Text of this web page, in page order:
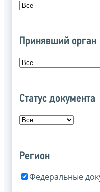
Принявший орган
Статус документа
Регион
Федеральные